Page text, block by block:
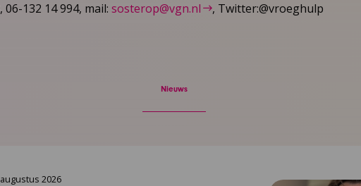
06-132 14 994, mail: sosterop@vgn.nl , Twitter:@vroeghulp
Nieuws
2026